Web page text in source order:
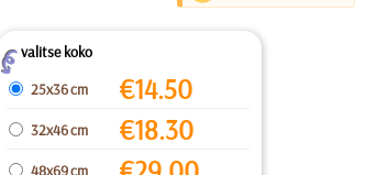
Zvalitse koko
25x36 cm
€14.50
32x46 cm €18.30
48x69 cm